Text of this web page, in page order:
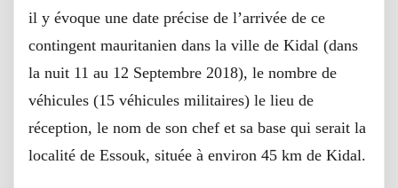
il y évoque une date précise de l’arrivée de ce
contingent mauritanien dans la ville de Kidal (dans
la nuit 11 au 12 Septembre 2018), le nombre de
véhicules (15 véhicules militaires) le lieu de
réception, le nom de son chef et sa base qui serait la
localité de Essouk, située à environ 45 km de Kidal.